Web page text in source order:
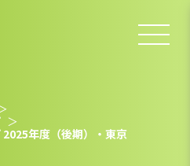
年度（後期）・東京